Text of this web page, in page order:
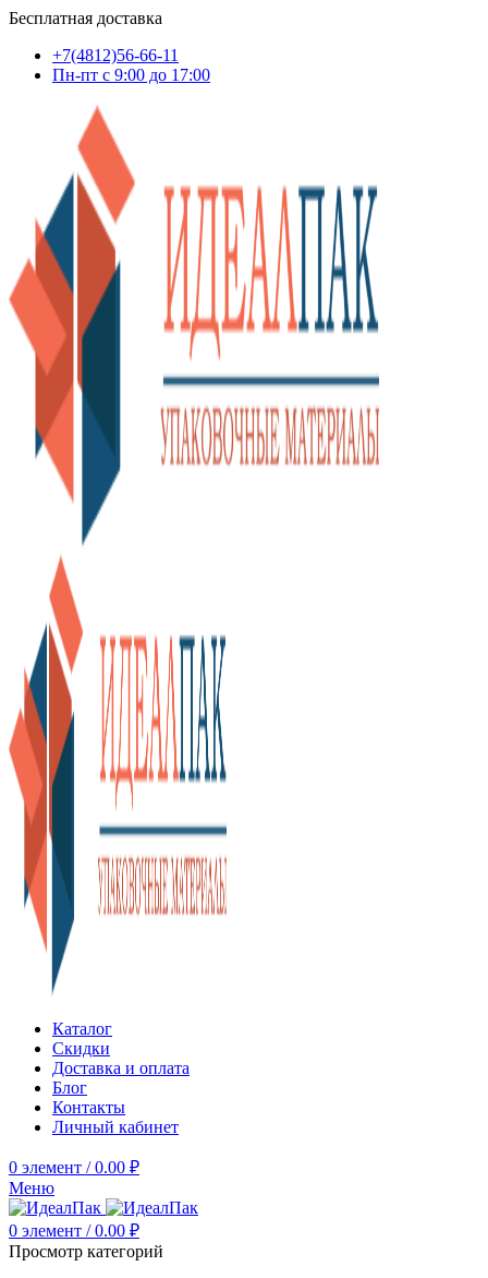
Бесплатная доставка
+7(4812)56-66-11
Пн-пт c 9:00 до 17:00
Каталог
Скидки
Доставка и оплата
Блог
Контакты
Личный кабинет
0 элемент / 0.00 ₽
Меню
0 элемент / 0.00 ₽
Просмотр категорий